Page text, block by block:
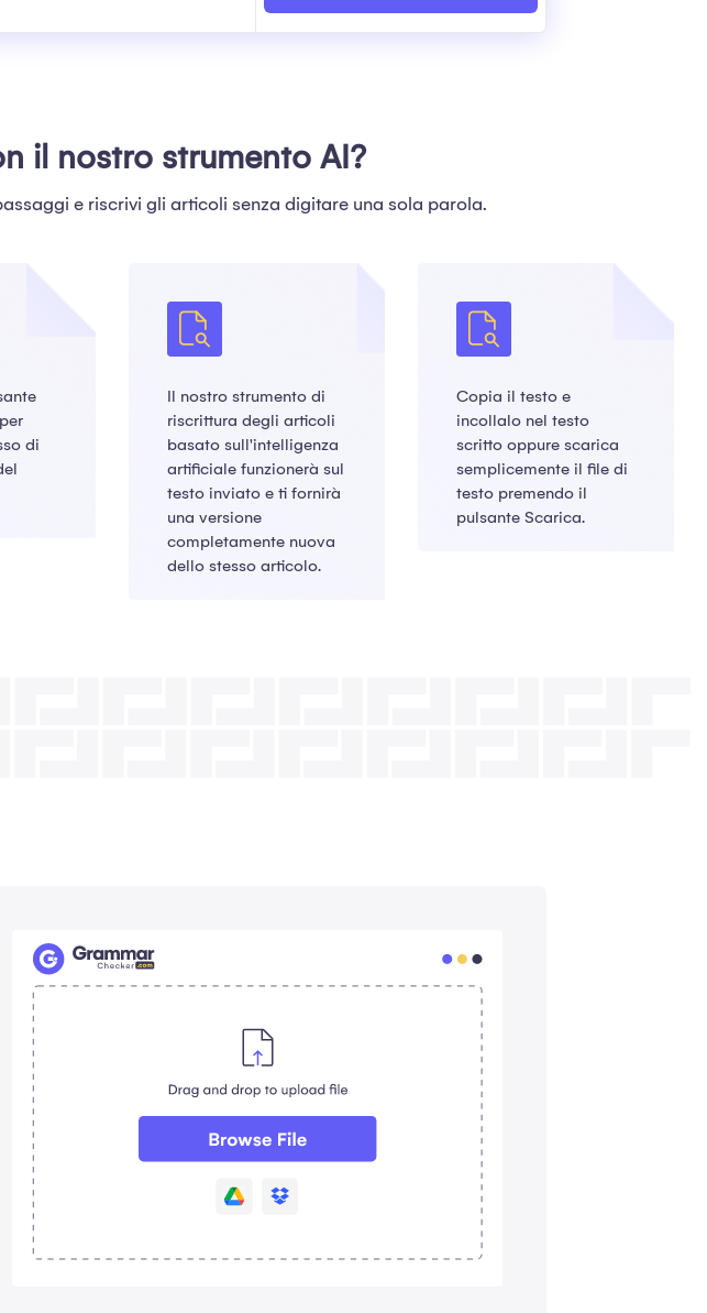
il nostro strumento AI?
e riscrivi gli articoli senza digitare una sola parola.
di
Il nostro strumento di
riscrittura degli articoli
basato sull'intelligenza
artificiale funzionerà sul
testo inviato e ti fornirà
una versione
completamente nuova
dello stesso articolo.
Copia il testo e
incollalo nel testo
scritto oppure scarica
semplicemente il file di
testo premendo il
pulsante Scarica.